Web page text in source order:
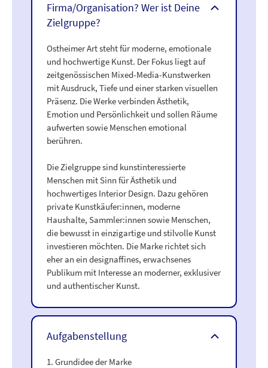
Firma/Organisation? Wer ist Deine
Zielgruppe?
Ostheimer Art steht für moderne, emotionale
und hochwertige Kunst. Der Fokus liegt auf
zeitgenössischen Mixed-Media-Kunstwerken
mit Ausdruck, Tiefe und einer starken visuellen
Präsenz. Die Werke verbinden Ästhetik,
Emotion und Persönlichkeit und sollen Räume
aufwerten sowie Menschen emotional
berühren.
Die Zielgruppe sind kunstinteressierte
Menschen mit Sinn für Ästhetik und
hochwertiges Interior Design. Dazu gehören
private Kunstkäufer:innen, moderne
Haushalte, Sammler:innen sowie Menschen,
die bewusst in einzigartige und stilvolle Kunst
investieren möchten. Die Marke richtet sich
eher an ein designaffines, erwachsenes
Publikum mit Interesse an moderner, exklusiver
und authentischer Kunst.
Aufgabenstellung
1. Grundidee der Marke